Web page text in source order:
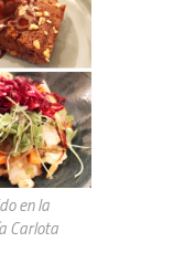
en la
Carlota